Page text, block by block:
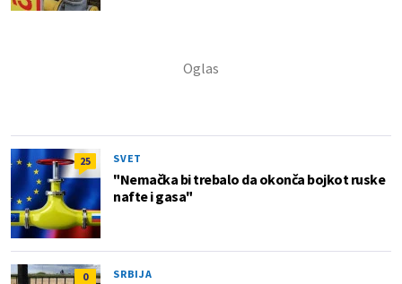
25 SVET
"Nemačka bi trebalo da okonča bojkot ruske
nafte i gasa"
0 SRBIJA